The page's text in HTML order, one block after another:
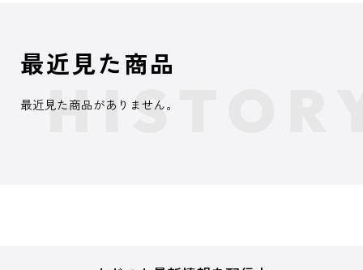
最近見た商品
最近見た商品がありません。